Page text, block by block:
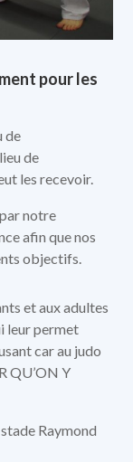
pour les
de
de
les recevoir.
notre
afin que nos
objectifs.
et aux adultes
leur permet
car au judo
QU’ON Y
Raymond